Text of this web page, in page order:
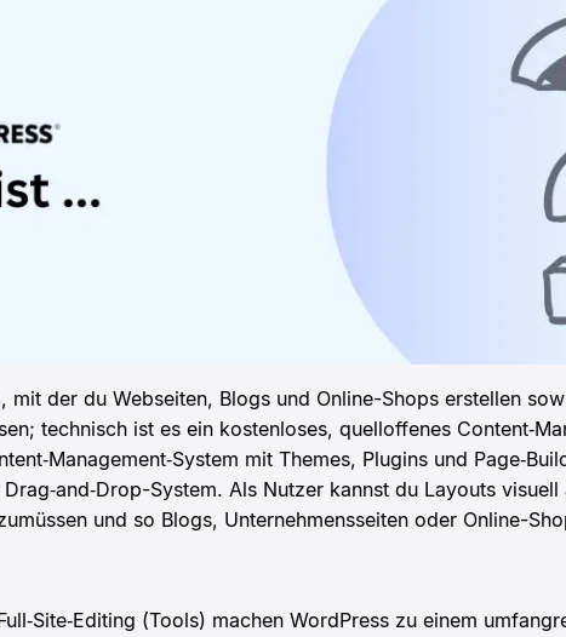
, mit der du Webseiten, Blogs und Online-Shops erstellen
technisch ist es ein kostenloses, quelloffenes
mit Themes, Plugins und
System. Als Nutzer kannst du Layouts
und so Blogs, Unternehmensseiten oder Online-
(Tools) machen WordPress zu einem